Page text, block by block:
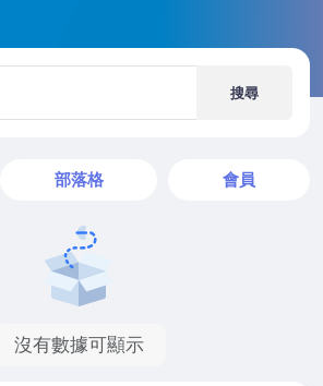
搜尋
部落格 會員
沒有數據可顯示